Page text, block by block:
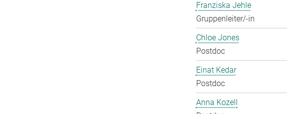
Franziska Jehle
Gruppenleiter/-in
Chloe Jones
Postdoc
Einat Kedar
Postdoc
Anna Kozell